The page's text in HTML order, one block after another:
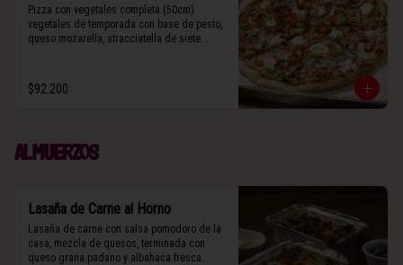
Pizza con vegetales completa (50cm)
vegetales de temporada con base de pesto,
queso mozarella, stracciatella de siete
padano y albahaca fresca.
$92.200
Almuerzos
Lasaña de Carne al Horno
Lasaña de carne con salsa pomodoro de la
casa, mezcla de quesos, terminada con
queso grana padano y albahaca fresca.